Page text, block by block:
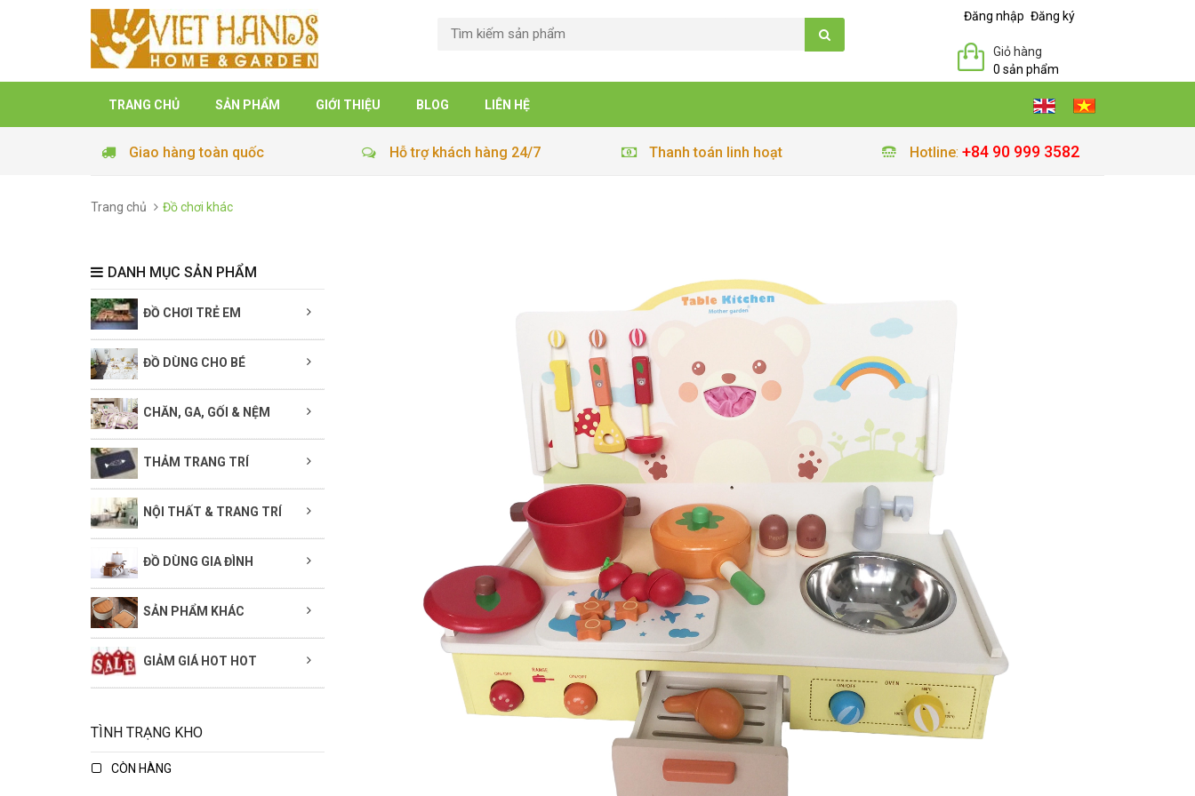
Đăng nhập Đăng ký
Giỏ hàng
0 sản phẩm
TRANG CHỦ SẢN PHẨM GIỚI THIỆU BLOG LIÊN HỆ
Giao hàng toàn quốc Hỗ trợ khách hàng 24/7 Thanh toán linh hoạt Hotline: +84 90 999 3582
Trang chủ Đồ chơi khác
DANH MỤC SẢN PHẨM
ĐỒ CHƠI TRẺ EM
ĐỒ DÙNG CHO BÉ
CHĂN, GA, GỐI & NỆM
THẢM TRANG TRÍ
NỘI THẤT & TRANG TRÍ
ĐỒ DÙNG GIA ĐÌNH
SẢN PHẨM KHÁC
GIẢM GIÁ HOT HOT
TÌNH TRẠNG KHO
CÒN HÀNG